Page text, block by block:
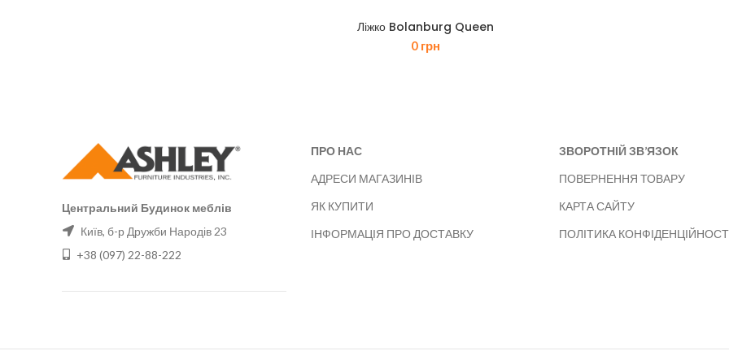
Ліжко Bolanburg Queen
0 грн
Центральний Будинок меблів
Київ, б-р Дружби Народів 23
+38 (097) 22-88-222
ПРО НАС
АДРЕСИ МАГАЗИНІВ
ЯК КУПИТИ
ІНФОРМАЦІЯ ПРО ДОСТАВКУ
ЗВОРОТНІЙ ЗВ’ЯЗОК
ПОВЕРНЕННЯ ТОВАРУ
КАРТА САЙТУ
ПОЛІТИКА